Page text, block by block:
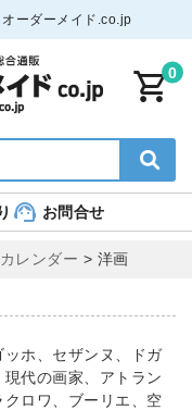
ーダーメイド.co.jp
0
お問合せ
レンダー > 洋画
ホ、セザンヌ、ドガ
代の画家、アトラン
ロワ、ブーリエ、空